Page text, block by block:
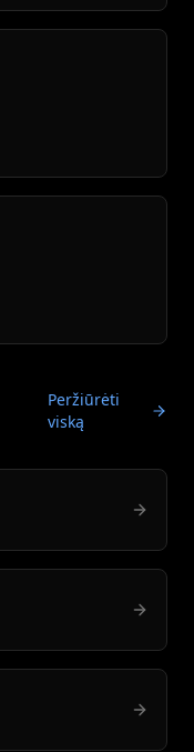
Peržiūrėti
viską